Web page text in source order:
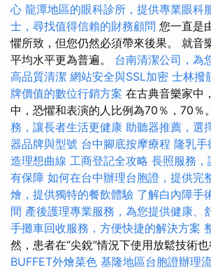
心 龍潭地區的眼科診所，提供專業眼科
士，尋找值得信賴的財務顧問 您一直是
懼所致，但您仍然必須帶來後果。 就音
平均水平更為普遍。 台南清潔公司，為
高品質清潔 網站安全與SSL加密 士林撥
牌價值的數位行銷方案 在古典音樂家中
中，恐懼和表演的人比例為70％，70％
務，讓長者生活更健康 助聽器推薦，選
器品牌與型號 台中腳底按摩療程 隆乳手
造理想曲線 工商登記全攻略 長照服務，
有保障 如何在台中辦理台胞證，提供完
燴，提供獨特的餐飲體驗 了解白內障手
間 產後護理專業服務，為您提供健康、
手攤車回收服務，方便快捷的解決方案
然，患者在“尖銳”情況下使用放鬆技術也
BUFFET外燴菜色 基隆地區台胞證辦理